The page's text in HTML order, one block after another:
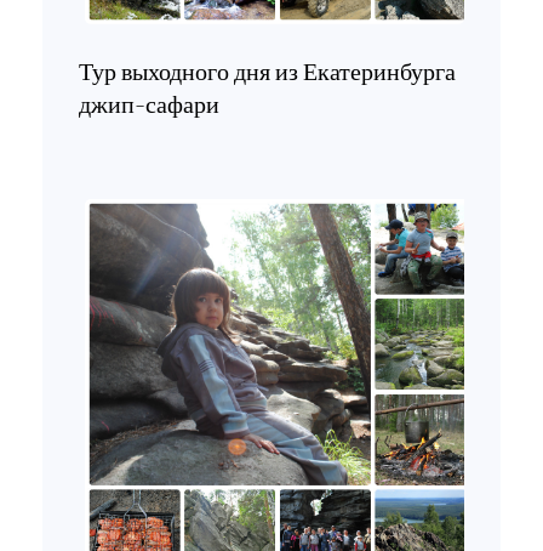
Тур выходного дня из Екатеринбурга
джип-сафари